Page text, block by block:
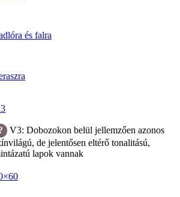
és falra
V3: Dobozokon belül jellemzően azonos
de jelentősen eltérő tonalitású,
lapok vannak